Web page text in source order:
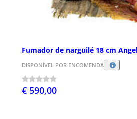
Fumador de narguilé 18 cm
DISPONÍVEL POR ENCOMENDA
€ 590,00